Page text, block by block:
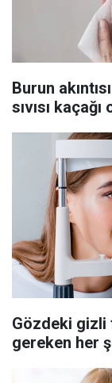
Burun
sıvısı
Gözdeki gizli
gereken her